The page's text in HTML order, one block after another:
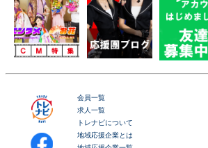
会員一覧
求人一覧
トレナビについて
地域応援企業とは